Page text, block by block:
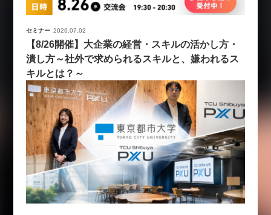
セミナー 2026.07.02
【8/26開催】大企業の経営・スキルの活かし方・
潰し方～社外で求められるスキルと、嫌われるス
キルとは？～